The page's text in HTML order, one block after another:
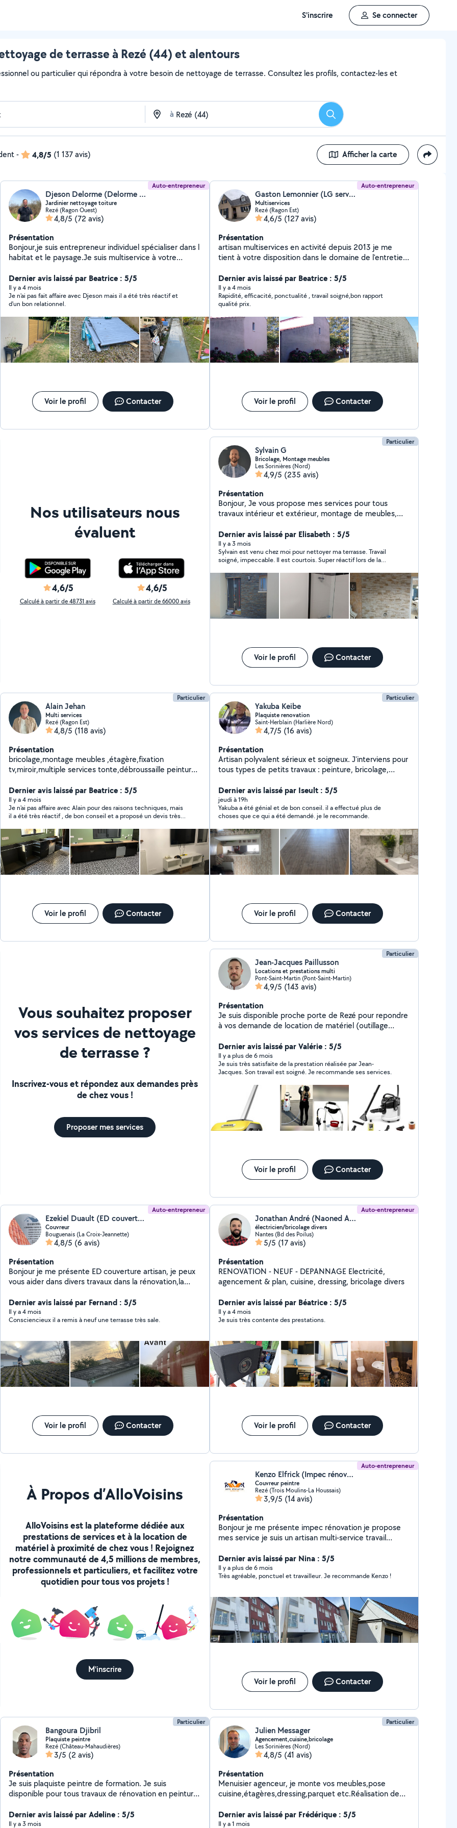
S'inscrire Se connecter
de terrasse à Rezé (44) et alentours
ou particulier qui répondra à votre besoin de nettoyage de terrasse. Consultez les profils, contactez-les et
à Rechercher
- 4,8/5 (1 137 avis) Afficher la carte
Auto-entrepreneur
Djeson Delorme (Delorme djeson)
Jardinier nettoyage toiture
Rezé (Ragon Ouest)
4,8/5 (72 avis)
Présentation
Bonjour,je suis entrepreneur individuel spécialiser dans l
habitat et le paysage.Je suis multiservice à votre
uniquement avec des produits professionnel de
qualités pour le nettoyage de
toiture,façade,muret,dallage et j entretien tout votre
jardin,tonte de pelouse,taille de haies,taille d arbres etc
Dernier avis laissé par Beatrice : 5/5
Il y a 4 mois
Je n'ai pas fait affaire avec Djeson mais il a été très réactif et
d'un bon relationnel.
Voir le profil Contacter
Auto-entrepreneur
Gaston Lemonnier (LG service)
Multiservices
Rezé (Ragon Est)
4,6/5 (127 avis)
Présentation
artisan multiservices en activité depuis 2013 je me
tient à votre disposition dans le domaine de l'entretient
d'espace vert en tout genres O675392795
Dernier avis laissé par Beatrice : 5/5
Il y a 4 mois
Rapidité, efficacité, ponctualité , travail soigné,bon rapport
qualité prix.
Voir le profil Contacter
Nos utilisateurs nous
évaluent
4,6/5
Calculé à partir de 48731 avis
4,6/5
Calculé à partir de 66000 avis
Particulier
Sylvain G
Bricolage, Montage meubles
Les Sorinières (Nord)
4,9/5 (235 avis)
Présentation
Bonjour, Je vous propose mes services pour tous
travaux intérieur et extérieur, montage de meubles,
Pose de parquet, crédence cuisine en faïence,
montage abri de jardin, pergola,nettoyage terrasse etc.
Cordialement Sylvain
Dernier avis laissé par Elisabeth : 5/5
Il y a 3 mois
Sylvain est venu chez moi pour nettoyer ma terrasse. Travail
soigné, impeccable. Il est courtois. Super réactif lors de la
Voir le profil Contacter
Particulier
Alain Jehan
Multi services
Rezé (Ragon Est)
4,8/5 (118 avis)
Présentation
bricolage,montage meubles ,étagère,fixation
tv,miroir,multiple services tonte,débroussaille peinture
Dernier avis laissé par Beatrice : 5/5
Il y a 4 mois
Je n'ai pas affaire avec Alain pour des raisons techniques, mais
il a été très réactif , de bon conseil et a proposé un devis très
besoin ultérieur .
Voir le profil Contacter
Particulier
Yakuba Keibe
Plaquiste renovation
Saint-Herblain (Harlière Nord)
4,7/5 (16 avis)
Présentation
Artisan polyvalent sérieux et soigneux. J'interviens pour
tous types de petits travaux : peinture, bricolage,
diverses. Travail propre, respect des délais et des lieux.
N'hésitez pas à me contacter pour échanger sur votre
projet.
Dernier avis laissé par Iseult : 5/5
jeudi à 19h
Yakuba a été génial et de bon conseil. il a effectué plus de
choses que ce qui a été demandé. je le recommande.
Voir le profil Contacter
Vous souhaitez proposer
vos services de nettoyage
de terrasse ?
Inscrivez-vous et répondez aux demandes près
de chez vous !
Proposer mes services
Particulier
Jean-Jacques Paillusson
Locations et prestations multi
Pont-Saint-Martin (Pont-Saint-Martin)
4,9/5 (143 avis)
Présentation
Je suis disponible proche porte de Rezé pour repondre
à vos demande de location de matériel (outillage
jardin) ou de prestations de bricolage. N'hésitez pas à
me contacter si besoin
Dernier avis laissé par Valérie : 5/5
Il y a plus de 6 mois
Je suis très satisfaite de la prestation réalisée par Jean-
Jacques. Son travail est soigné. Je recommande ses services.
Voir le profil Contacter
Auto-entrepreneur
Ezekiel Duault (ED couverture)
Couvreur
Bouguenais (La Croix-Jeannette)
4,8/5 (6 avis)
Présentation
Bonjour je me présente ED couverture artisan, je peux
vous aider dans divers travaux dans la rénovation,la
toiture ainsi que le ravalement j'ai plus de 5 ans
d'expérience, travail, garantie et soigner.
Dernier avis laissé par Fernand : 5/5
Il y a 4 mois
Consciencieux il a remis à neuf une terrasse très sale.
Voir le profil Contacter
Auto-entrepreneur
Jonathan André (Naoned Atelier)
électricien/bricolage divers
Nantes (Bd des Poilus)
5/5 (17 avis)
Présentation
RENOVATION - NEUF - DEPANNAGE Electricité,
agencement & plan, cuisine, dressing, bricolage divers
Dernier avis laissé par Béatrice : 5/5
Il y a 4 mois
Je suis très contente des prestations.
Voir le profil Contacter
À Propos d’AlloVoisins
AlloVoisins est la plateforme dédiée aux
prestations de services et à la location de
matériel à proximité de chez vous ! Rejoignez
notre communauté de 4,5 millions de membres,
professionnels et particuliers, et facilitez votre
quotidien pour tous vos projets !
M'inscrire
Auto-entrepreneur
Kenzo Elfrick (Impec rénovation)
Couvreur peintre
Rezé (Trois Moulins-La Houssais)
3,9/5 (14 avis)
Présentation
Bonjour je me présente impec rénovation je propose
mes service je suis un artisan multi-service travail
impec rénovation Vérification de toiture gratuit
Nettoyage toitures Nettoyage façade Nettoyage
pignon Nettoyage muret Nettoyage dallage Nettoyage
démoussage de toiture traitement de charpente
Couverture Pose de gouttière Etanchéité de toiture
Pose de charpente Zinguerie Maçonnerie Ravalement
de façade peinture toiture taille de haie abattage
Élagage tonte de pelouse enlèvement
Dernier avis laissé par Nina : 5/5
Il y a plus de 6 mois
Très agréable, ponctuel et travailleur. Je recommande Kenzo !
Voir le profil Contacter
Particulier
Bangoura Djibril
Plaquiste peintre
Rezé (Château-Mahaudières)
3/5 (2 avis)
Présentation
Je suis plaquiste peintre de formation. Je suis
disponible pour tous travaux de rénovation en peinture,
Dernier avis laissé par Adeline : 5/5
Il y a 3 mois
Particulier
Julien Messager
Agencement,cuisine,bricolage
Les Sorinières (Nord)
4,8/5 (41 avis)
Présentation
Menuisier agenceur, je monte vos meubles,pose
cuisine,étagères,dressing,parquet etc.Réalisation de
terrasse,la satisfaction client est ma priorité.
Dernier avis laissé par Frédérique : 5/5
Il y a 1 mois